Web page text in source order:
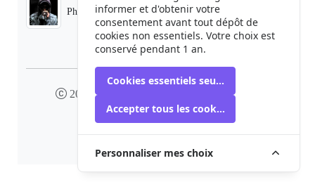
informer et d'obtenir votre
consentement avant tout dépôt de
cookies non essentiels. Votre choix est
conservé pendant 1 an.
Cookies essentiels seulement
Accepter tous les cookies
Personnaliser mes choix
Phaduba camp boiro
2024 camp-boiro.org - Tous droits réservés
Mémorial des Victimes du Camp Boiro